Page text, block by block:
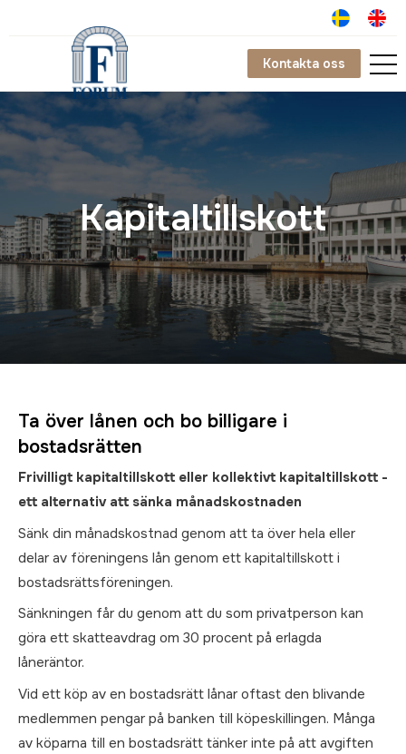
Kontakta oss
Kapitaltillskott
Ta över lånen och bo billigare i
bostadsrätten
Frivilligt kapitaltillskott eller kollektivt kapitaltillskott -
ett alternativ att sänka månadskostnaden
Sänk din månadskostnad genom att ta över hela eller
delar av föreningens lån genom ett kapitaltillskott i
bostadsrättsföreningen.
Sänkningen får du genom att du som privatperson kan
göra ett skatteavdrag om 30 procent på erlagda
låneräntor.
Vid ett köp av en bostadsrätt lånar oftast den blivande
medlemmen pengar på banken till köpeskillingen. Många
av köparna till en bostadsrätt tänker inte på att avgiften